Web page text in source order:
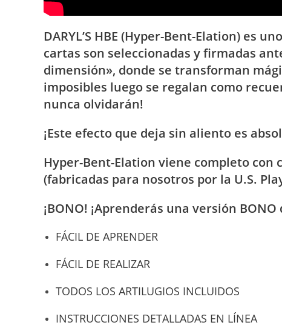
DARYL’S HBE (Hyper-Bent-Elation) es
cartas son seleccionadas y firmadas
dimensión», donde se transforman
imposibles luego se regalan como
nunca olvidarán!
¡Este efecto que deja sin aliento es
Hyper-Bent-Elation viene completo con
(fabricadas para nosotros por la U.S.
¡BONO! ¡Aprenderás una versión
FÁCIL DE APRENDER
FÁCIL DE REALIZAR
TODOS LOS ARTILUGIOS INCLUIDOS
INSTRUCCIONES DETALLADAS EN LÍNEA